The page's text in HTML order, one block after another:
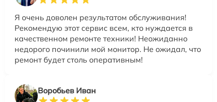
Я очень доволен результатом обслуживания!
Рекомендую этот сервис всем, кто нуждается в
качественном ремонте техники! Неожиданно
недорого починили мой монитор. Не ожидал, что
ремонт будет столь оперативным!
Воробьев Иван